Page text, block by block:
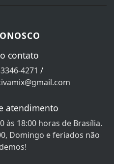
contato
4271 /
atendimento
às 18:00 horas de Brasília.
Domingo e feriados não